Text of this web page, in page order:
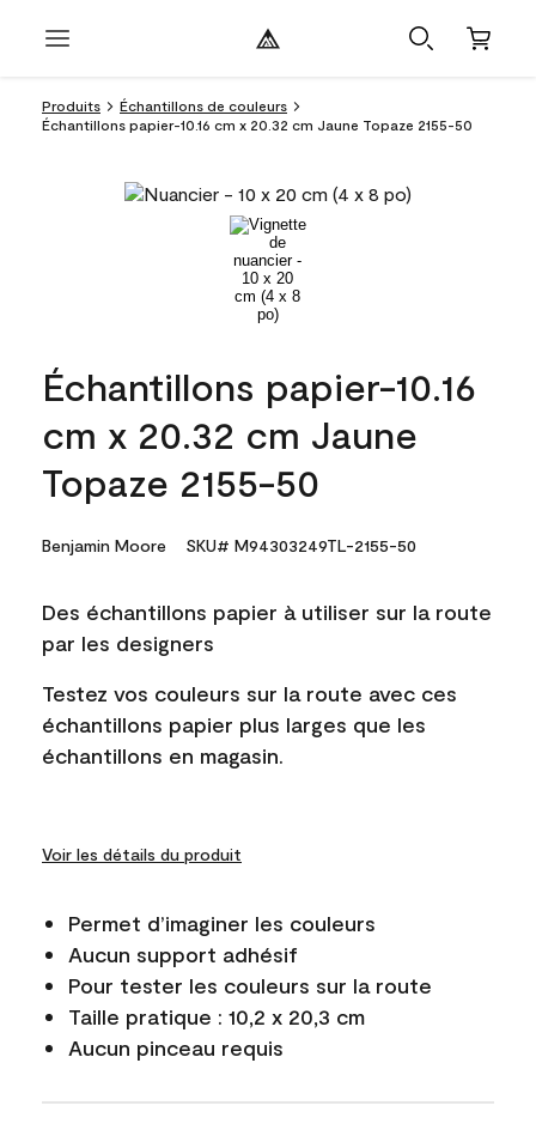
Produits
Échantillons de couleurs
Échantillons papier-10.16 cm x 20.32 cm Jaune Topaze 2155-50
Échantillons papier-10.16
cm x 20.32 cm Jaune
Topaze 2155-50
Benjamin Moore SKU# M94303249TL-2155-50
Des échantillons papier à utiliser sur la route
par les designers
Testez vos couleurs sur la route avec ces
échantillons papier plus larges que les
échantillons en magasin.
Voir les détails du produit
Permet d’imaginer les couleurs
Aucun support adhésif
Pour tester les couleurs sur la route
Taille pratique : 10,2 x 20,3 cm
Aucun pinceau requis